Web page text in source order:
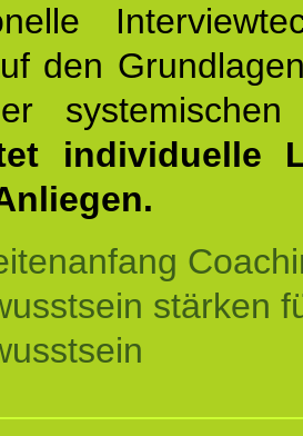
den
systemischen
individuelle
stärken